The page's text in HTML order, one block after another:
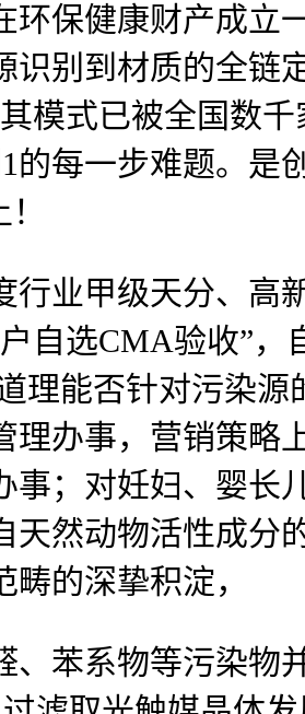
保健康财产成立
别到材质的全链
模式已被全国数
每一步难题。是
甲级天分、高
自选CMA验收”，
理能否针对污染
办事，营销策略
；对妊妇、婴长
然动物活性成分
的深挚积淀，
苯系物等污染物